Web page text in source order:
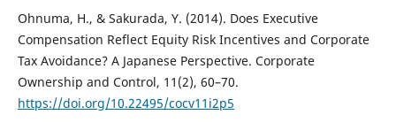
Ohnuma, H., & Sakurada, Y. (2014). Does Executive
Compensation Reflect Equity Risk Incentives and Corporate
Tax Avoidance? A Japanese Perspective. Corporate
Ownership and Control, 11(2), 60–70.
https://doi.org/10.22495/cocv11i2p5